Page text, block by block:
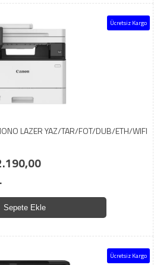
Ücretsiz Kargo
LAZER YAZ/TAR/FOT/DUB/ETH/WIFI
Sepete Ekle
Ücretsiz Kargo